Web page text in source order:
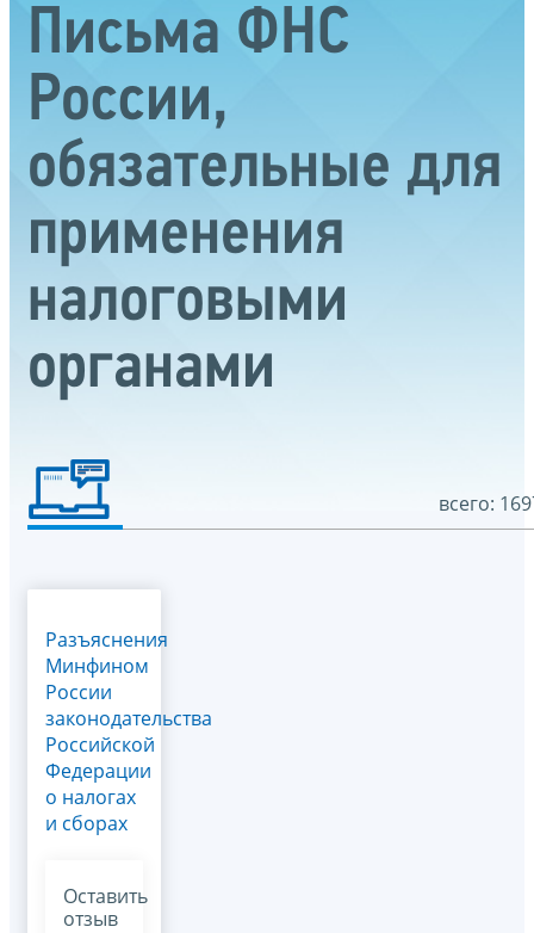
Письма ФНС
России,
обязательные для
применения
налоговыми
органами
всего:
Разъяснения
Минфином
России
законодательства
Российской
Федерации
о налогах
и сборах
Оставить
отзыв